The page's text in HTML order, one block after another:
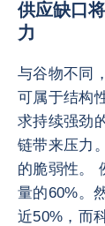
供应缺口
力
与谷物不同
可属于结构
求持续强劲
链带来压力
的脆弱性。
量的60%。
近50%，而